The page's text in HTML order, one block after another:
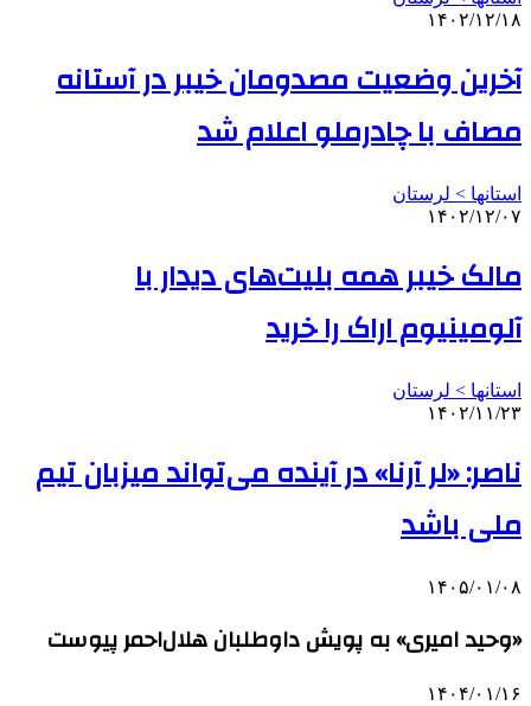
۱۴۰۲/۱۲/۱۸
آخرین وضعیت مصدومان خیبر در آستانه
مصاف با چادرملو اعلام شد
استانها > لرستان
۱۴۰۲/۱۲/۰۷
مالک خیبر همه بلیت‌های دیدار با
آلومینیوم اراک را خرید
استانها > لرستان
۱۴۰۲/۱۱/۲۳
ناصر: «لر آرنا» در آینده می‌تواند میزبان تیم
ملی باشد
۱۴۰۵/۰۱/۰۸
«وحید امیری» به پویش داوطلبان هلال‌احمر پیوست
۱۴۰۴/۰۱/۱۶